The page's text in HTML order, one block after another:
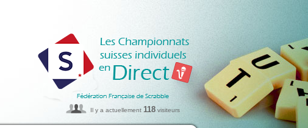
Il y a actuellement 118 visiteurs